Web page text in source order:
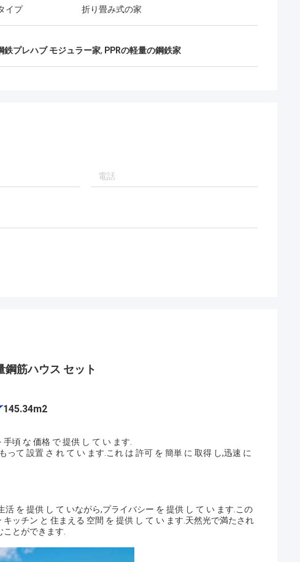
はそれらを信頼する。
るかパートナーおよび私は生命の友人にな
イプ 折り畳み式の家
鉄プレハブ モジュラー家, PPRの軽量の鋼鉄家
筋ハウス セット
145.34m2
頃 な 価格 で 提供 し て い ます.
て 設置 さ れ て い ます.これ は 許可 を 簡単 に 取得 し,迅速 に
を 提供 し て いながら,プライバシー を 提供 し て い ます.この
ッチン と 住まえる 空間 を 提供 し て い ます.天然光で満たされ
とができます.